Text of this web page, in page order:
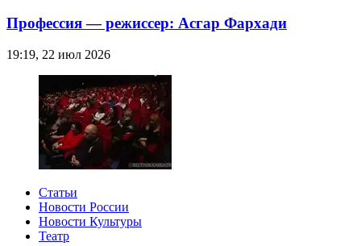
Профессия — режиссер: Асгар Фархади
19:19, 22 июл 2026
Статьи
Новости России
Новости Культуры
Театр